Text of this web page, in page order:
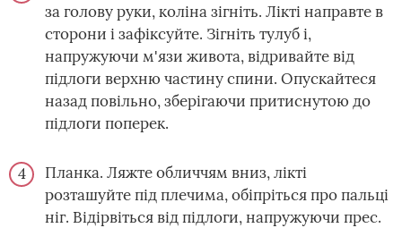
за голову руки, коліна зігніть. Лікті направте в
сторони і зафіксуйте. Зігніть тулуб і,
напружуючи м'язи живота, відривайте від
підлоги верхню частину спини. Опускайтеся
назад повільно, зберігаючи притиснутою до
підлоги поперек.
Планка. Ляжте обличчям вниз, лікті
розташуйте під плечима, обіпріться про пальці
ніг. Відірвіться від підлоги, напружуючи прес.